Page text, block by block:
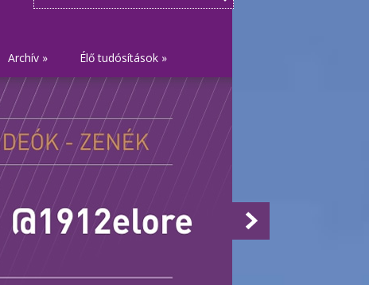
Archív » Élő tudósítások »